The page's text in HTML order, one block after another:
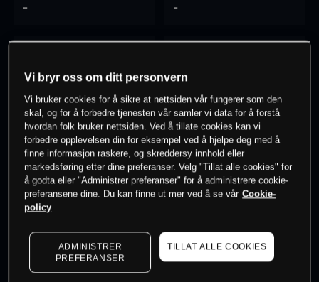
- -
0% av kunder erpå dette instrumentet
Søk om konto
Log in
Vi bryr oss om ditt personvern
Vi bruker cookies for å sikre at nettsiden vår fungerer som den
skal, og for å forbedre tjenesten vår samler vi data for å forstå
hvordan folk bruker nettsiden. Ved å tillate cookies kan vi
forbedre opplevelsen din for eksempel ved å hjelpe deg med å
finne informasjon raskere, og skreddersy innhold eller
markedsføring etter dine preferanser. Velg "Tillat alle cookies" for
å godta eller "Administrer preferanser" for å administrere cookie-
preferansene dine. Du kan finne ut mer ved å se vår Cookie-
policy
ADMINISTRER
PREFERANSER
TILLAT ALLE COOKIES